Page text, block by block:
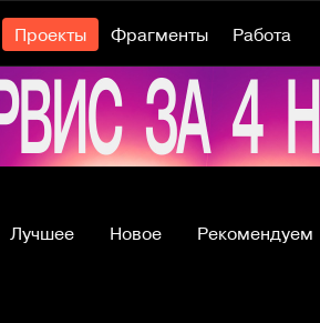
Проекты Фрагменты Работа
Лучшее Новое Рекомендуем